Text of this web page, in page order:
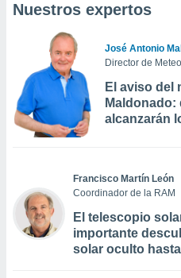
Nuestros expertos
José Antonio
Director de
El aviso del
Maldonado:
alcanzarán
Francisco Martín León
Coordinador de la RAM
El telescopio
importante
solar oculto